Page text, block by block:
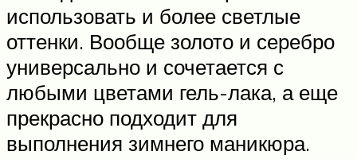
использовать и более светлые
оттенки. Вообще золото и серебро
универсально и сочетается с
любыми цветами гель-лака, а еще
прекрасно подходит для
выполнения зимнего маникюра.